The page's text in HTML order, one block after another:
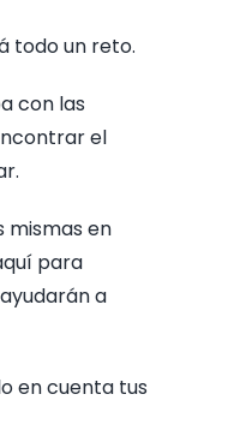
todo un reto.
con las
el
mismas en
para
a
en cuenta tus